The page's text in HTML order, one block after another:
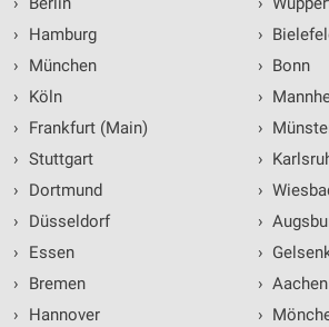
›
Hamburg
›
München
›
Köln
›
Frankfurt (Main)
› Stuttgart
›
Dortmund
›
Düsseldorf
›
Essen
›
Bremen
›
Hannover
›
› Bonn
›
›
›
›
›
›
› Aachen
›